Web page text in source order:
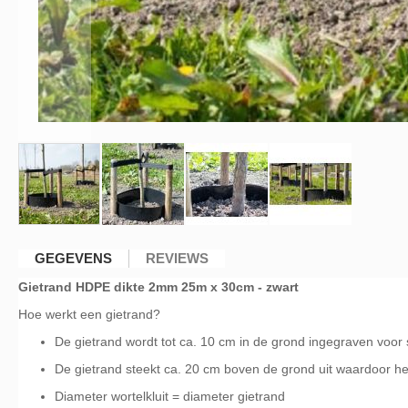
naar
begin
van
afbeeldingen-
GEGEVENS
Gietrand HDPE dikte 2mm 25m x 30cm - zwart
Hoe werkt een gietrand?
De gietrand wordt tot ca. 10 cm in de grond ingegraven voor
De gietrand steekt ca. 20 cm boven de grond uit waardoor
Diameter wortelkluit = diameter gietrand
REVIEWS